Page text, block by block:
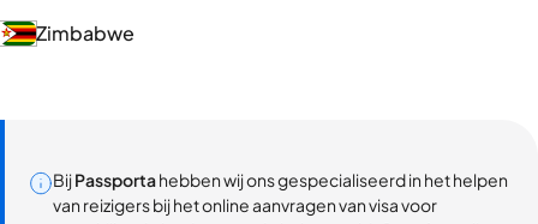
Zimbabwe
BijPassportahebben wij ons gespecialiseerd in het helpen
van reizigers bij het online aanvragen van visa voor